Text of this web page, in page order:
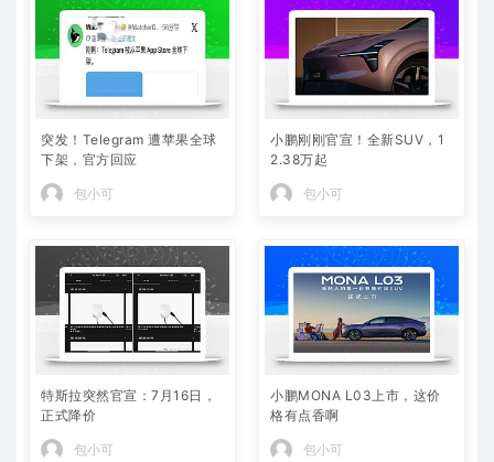
突发！Telegram 遭苹果全球
下架，官方回应
包小可
小鹏刚刚官宣！全新SUV，1
2.38万起
包小可
特斯拉突然官宣：7月16日，
正式降价
包小可
小鹏MONA L03上市，这价
格有点香啊
包小可